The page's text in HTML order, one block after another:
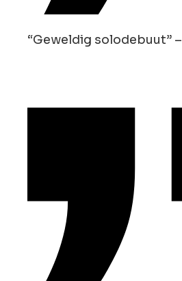
“Geweldig solodebuut” –